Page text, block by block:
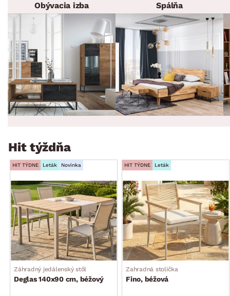
Obývacia izba Spálňa
Hit týždňa
HIT TÝDNE Leták Novinka
Záhradný jedálenský stôl
Deglas 140x90 cm, béžový
HIT TÝDNE Leták
Zahradná stolička
Fino, béžová